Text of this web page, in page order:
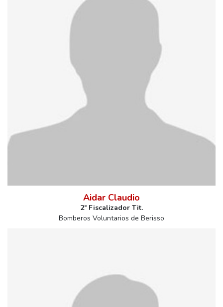
Aidar Claudio
2º Fiscalizador Tit.
Bomberos Voluntarios de Berisso